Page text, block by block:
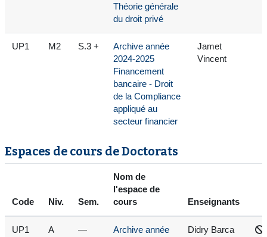
Théorie générale
du droit privé
UP1 M2 S.3 +
Archive année
2024-2025
Financement
bancaire - Droit
de la Compliance
appliqué au
secteur financier
Jamet
Vincent
Espaces de cours de Doctorats
Code Niv. Sem.
Nom de
l'espace de
cours
Enseignants
UP1 A —
Archive année
Didry Barca